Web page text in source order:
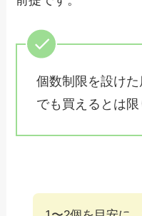
個数制限を設け
でも買えるとは限